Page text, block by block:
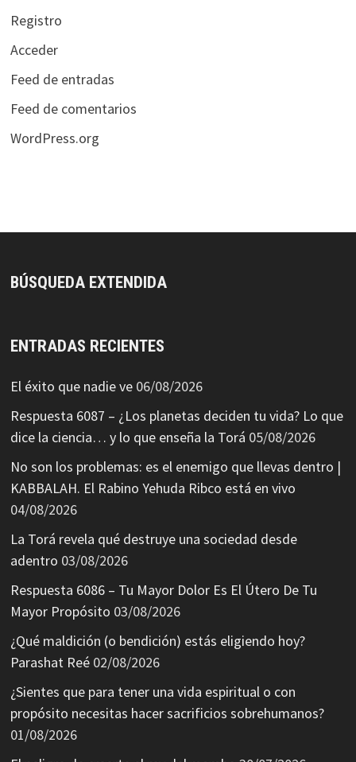
Registro
Acceder
Feed de entradas
Feed de comentarios
WordPress.org
BÚSQUEDA EXTENDIDA
ENTRADAS RECIENTES
El éxito que nadie ve 06/08/2026
Respuesta 6087 – ¿Los planetas deciden tu vida? Lo que
dice la ciencia… y lo que enseña la Torá 05/08/2026
No son los problemas: es el enemigo que llevas dentro |
KABBALAH. El Rabino Yehuda Ribco está en vivo
04/08/2026
La Torá revela qué destruye una sociedad desde
adentro 03/08/2026
Respuesta 6086 – Tu Mayor Dolor Es El Útero De Tu
Mayor Propósito 03/08/2026
¿Qué maldición (o bendición) estás eligiendo hoy?
Parashat Reé 02/08/2026
¿Sientes que para tener una vida espiritual o con
propósito necesitas hacer sacrificios sobrehumanos?
01/08/2026